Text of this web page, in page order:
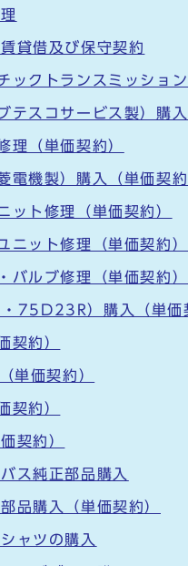
貸借及び保守契約
クトランスミッション
スコサービス製）購入
理（単価契約）
機製）購入（単価契約
ット修理（単価契約）
ニット修理（単価契約）
バルブ修理（単価契約）
75D23R）購入（単価
契約）
単価契約）
契約）
契約）
ス純正部品購入
品購入（単価契約）
ャツの購入